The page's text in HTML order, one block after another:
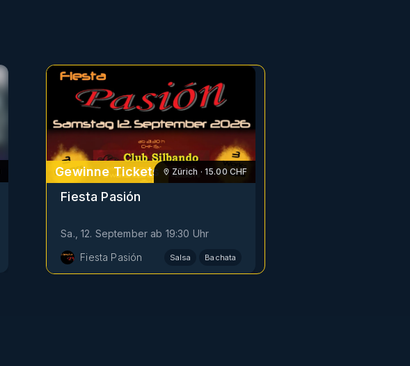
Gewinne Tickets Zürich · 15.00 CHF
Fiesta Pasión
Sa., 12. September ab 19:30 Uhr
Fiesta Pasión
Salsa Bachata